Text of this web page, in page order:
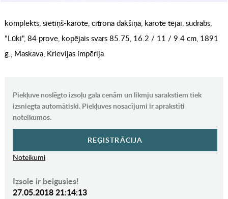
komplekts, sietiņš-karote, citrona dakšiņa, karote tējai, sudrabs,
"Lūki", 84 prove, kopējais svars 85.75, 16.2 / 11 / 9.4 cm, 1891
g., Maskava, Krievijas impērija
Piekļuve noslēgto izsoļu gala cenām un likmju sarakstiem tiek
izsniegta automātiski. Piekļuves nosacījumi ir aprakstīti
noteikumos.
REĢISTRĀCIJA
Noteikumi
Izsole ir beigusies!
27.05.2018 21:14:13